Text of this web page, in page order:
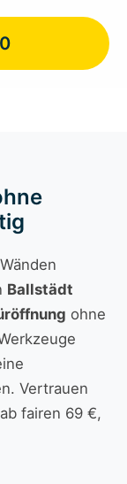
Ballstädt
ohne
Vertrauen
fairen 69 €,